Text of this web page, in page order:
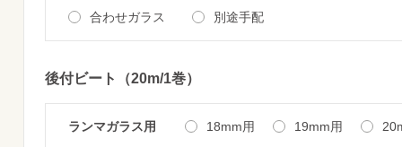
合わせガラス 別途手配
後付ビート（20m/1巻）
ランマガラス用 18mm用 19mm用